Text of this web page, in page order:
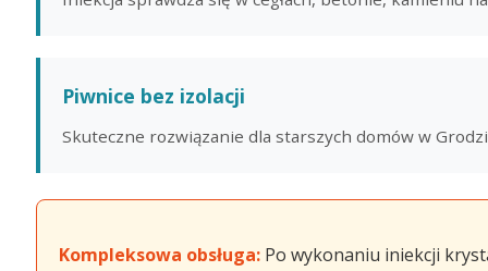
Piwnice bez izolacji
Skuteczne rozwiązanie dla starszych domów w
Kompleksowa obsługa: Po wykonaniu iniekcji